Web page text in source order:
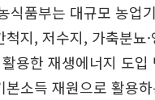
식품부는 대규모 농업
지, 저수지, 가축분뇨
용한 재생에너지 도입
본소득 재원으로 활용